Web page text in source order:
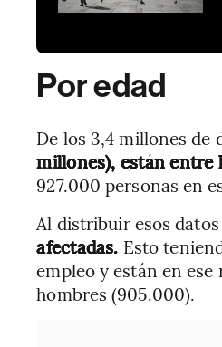
Por edad
De los 3,4 millones de
millones), están entre
927.000 personas en
Al distribuir esos
afectadas. Esto
empleo y están en ese
hombres (905.000).